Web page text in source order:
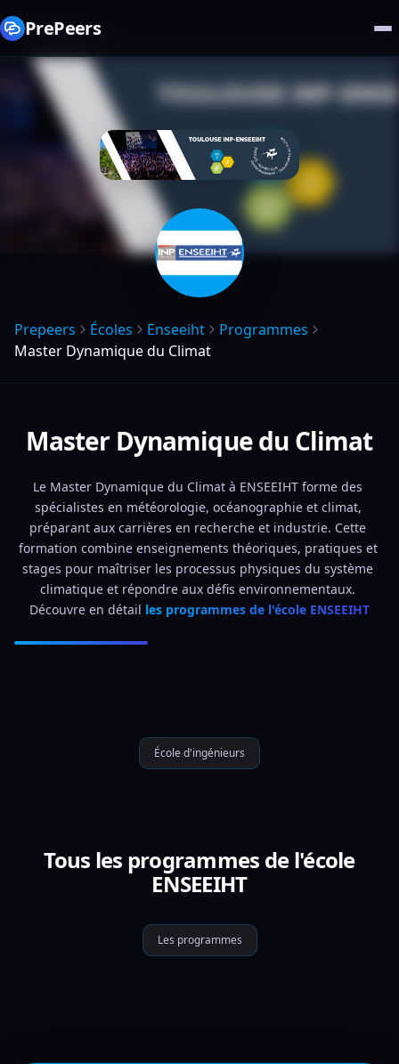
PrePeers
Prepeers Écoles Enseeiht
Programmes
Master Dynamique du Climat
Master Dynamique du Climat
Le Master Dynamique du Climat à ENSEEIHT forme des
spécialistes en météorologie, océanographie et climat,
préparant aux carrières en recherche et industrie. Cette
formation combine enseignements théoriques, pratiques et
stages pour maîtriser les processus physiques du système
climatique et répondre aux défis environnementaux.
Découvre en détail les programmes de l'école ENSEEIHT
École d'ingénieurs
Tous les programmes de l'école
ENSEEIHT
Les programmes